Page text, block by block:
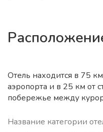
Отель находится в 75
аэропорта и в 25 км от
побережье между
Название категории